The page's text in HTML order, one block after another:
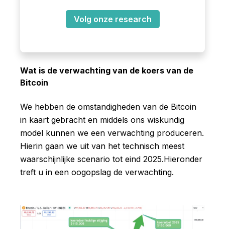
Volg onze research
Wat is de verwachting van de koers van de
Bitcoin
We hebben de omstandigheden van de Bitcoin
in kaart gebracht en middels ons wiskundig
model kunnen we een verwachting produceren.
Hierin gaan we uit van het technisch meest
waarschijnlijke scenario tot eind 2025.Hieronder
treft u in een oogopslag de verwachting.